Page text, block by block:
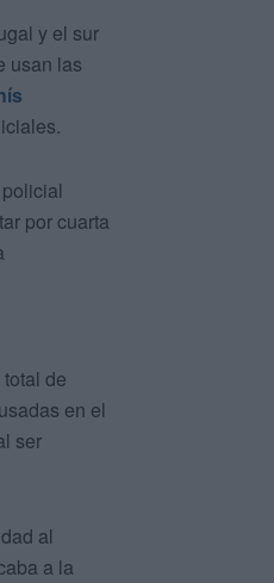
y el sur
usan las
por cuarta
de
en el
ser
al
a la